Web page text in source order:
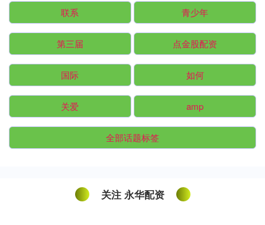
联系 青少年
第三届 点金股配资
国际 如何
关爱 amp
全部话题标签
关注 永华配资